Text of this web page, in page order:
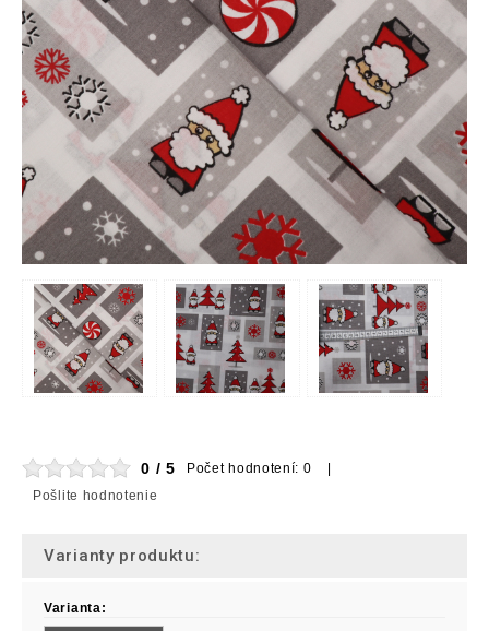
0 / 5
Počet hodnotení: 0 |
Pošlite hodnotenie
Varianty produktu:
Varianta: